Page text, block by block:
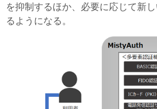
を抑制するほか、必要に応じて新
るようになる。